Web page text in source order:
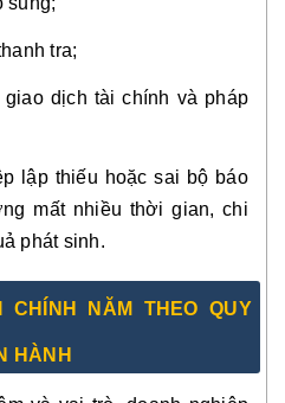
tra;
dịch tài chính và pháp
lập thiếu hoặc sai bộ báo
mất nhiều thời gian, chi
phát sinh.
CHÍNH NĂM THEO QUY
HÀNH